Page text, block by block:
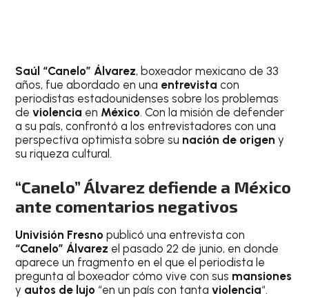
Saúl “Canelo” Álvarez, boxeador mexicano de 33
años, fue abordado en una entrevista con
periodistas estadounidenses sobre los problemas
deviolencia en México. Con la misión de defender
a su país, confrontó a los entrevistadores con una
perspectiva optimista sobre su nación de origen y
su riqueza cultural.
“Canelo” Álvarez defiende a México
ante comentarios negativos
Univisión Fresnopublicó una entrevista con
“Canelo” Álvarez el pasado 22 de junio, en donde
aparece un fragmento en el que el periodista le
pregunta al boxeador cómo vive con sus mansiones
y autos de lujo “en un país con tantaviolencia“.